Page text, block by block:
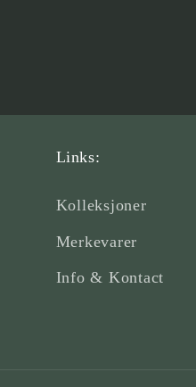
Links:
Kolleksjoner
Merkevarer
Info & Kontact